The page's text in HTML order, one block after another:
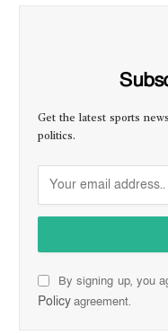
Get the latest sports
politics.
By signing up, you
Policyagreement.